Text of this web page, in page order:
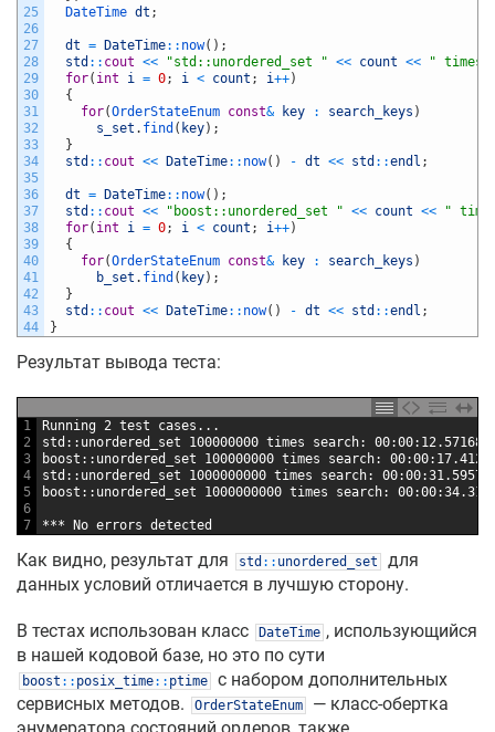
25
26
27
28
29
30
31
32
33
34
35
36
37
38
39
40
41
42
43
44
DateTime dt ;
dt = DateTime:: now( ) ;
std :: cout << "std::unordered_set " << count <<
" times
for( int i = 0; i < count ; i++)
{
for(OrderStateEnum const& key : search_keys )
s_set . find ( key) ;
}
std :: cout << DateTime:: now( ) - dt << std ::endl ;
dt = DateTime:: now( ) ;
std :: cout << "boost::unordered_set " << count <<
"
for( int i = 0; i < count ; i++)
{
for(OrderStateEnum const& key : search_keys )
b_set . find ( key) ;
}
std :: cout << DateTime:: now( ) - dt << std ::endl ;
}
Результат вывода теста:
1
2
3
4
5
6
7
Running 2 test cases...
std::unordered_set 100000000 times search: 00:00:12.571686
boost::unordered_set 100000000 times search:
std::unordered_set 1000000000 times search:
boost::unordered_set 1000000000 times search:
*** No errors detected
Как видно, результат для std :: unordered_set
для
данных условий отличается в лучшую сторону.
В тестах использован класс DateTime , использующийся
в нашей кодовой базе, но это по сути
boost :: posix_time:: ptime
с набором дополнительных
сервисных методов.
OrderStateEnum
— класс-обертка